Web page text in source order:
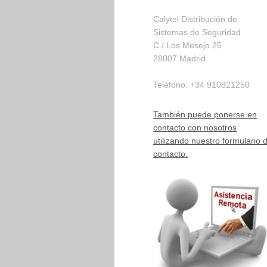
Calytel Distribución de
Sistemas de Seguridad
C./ Los Mesejo 25
28007 Madrid
Teléfono: +34 910821250
También puede ponerse en
contacto con nosotros
utilizando nuestro formulario
contacto.